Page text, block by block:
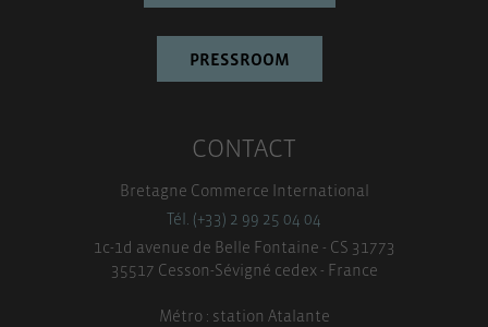
PRESSROOM
CONTACT
Bretagne Commerce International
Tél. (+33) 2 99 25 04 04
1c-1d avenue de Belle Fontaine - CS 31773
35517 Cesson-Sévigné cedex - France
Métro : station Atalante